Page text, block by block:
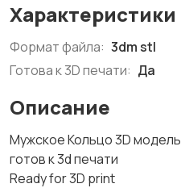
Характеристики
Формат файла: 3dm stl
Готова к 3D печати: Да
Описание
Мужское Кольцо 3D модель
готов к 3d печати
Ready for 3D print